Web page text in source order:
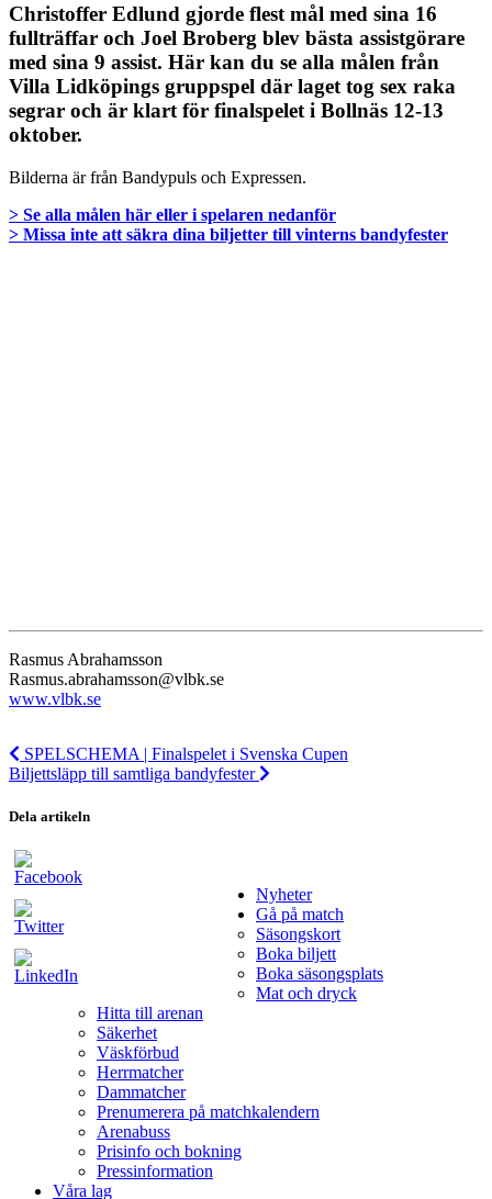
Christoffer Edlund gjorde flest mål med sina 16
fullträffar och Joel Broberg blev bästa assistgörare
med sina 9 assist. Här kan du se alla målen från
Villa Lidköpings gruppspel där laget tog sex raka
segrar och är klart för finalspelet i Bollnäs 12-13
oktober.
Bilderna är från Bandypuls och Expressen.
> Se alla målen här eller i spelaren nedanför
> Missa inte att säkra dina biljetter till vinterns bandyfester
Rasmus Abrahamsson
Rasmus.abrahamsson@vlbk.se
www.vlbk.se
SPELSCHEMA | Finalspelet i Svenska Cupen
Biljettsläpp till samtliga bandyfester
Dela artikeln
Nyheter
Gå på match
Säsongskort
Boka biljett
Boka säsongsplats
Mat och dryck
Hitta till arenan
Säkerhet
Väskförbud
Herrmatcher
Dammatcher
Prenumerera på matchkalendern
Arenabuss
Prisinfo och bokning
Pressinformation
Våra lag